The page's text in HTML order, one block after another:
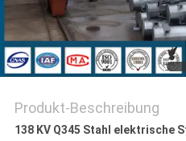
DATENSCHUTZ-
BESTIMMUNGEN
Produkt-Beschreibung
138 KV Q345 Stahl elektrische